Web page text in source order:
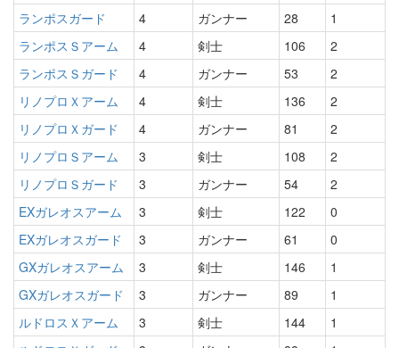
ランポスガード
4 ガンナー 28
1
ランポスＳアーム
4 剣士 106
2
ランポスＳガード
4 ガンナー 53
2
リノプロＸアーム
4 剣士 136
2
リノプロＸガード
4 ガンナー 81
2
リノプロＳアーム
3 剣士 108
2
リノプロＳガード
3 ガンナー 54
2
EXガレオスアーム
3 剣士 122
0
EXガレオスガード
3 ガンナー 61
0
GXガレオスアーム
3 剣士 146
1
GXガレオスガード
3 ガンナー 89
1
ルドロスＸアーム
3 剣士 144
1